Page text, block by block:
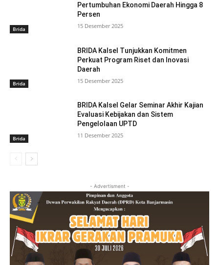
Brida
Pertumbuhan Ekonomi Daerah Hingga 8
Persen
15 Desember 2025
Brida
BRIDA Kalsel Tunjukkan Komitmen
Perkuat Program Riset dan Inovasi
Daerah
15 Desember 2025
Brida
BRIDA Kalsel Gelar Seminar Akhir Kajian
Evaluasi Kebijakan dan Sistem
Pengelolaan UPTD
11 Desember 2025
- Advertisment -